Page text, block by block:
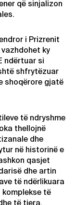
që sinjalizon
i Prizrenit
ky
ndërtuar si
shfrytëzuar
shoqërore gjatë
të ndryshme
thellojnë
dhe
në historinë e
qasjet
dhe artin
të ndërlikuara
të
të tjera.